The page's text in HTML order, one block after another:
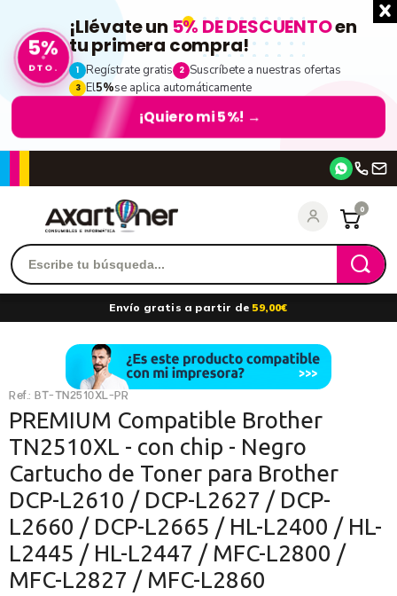
5%
DTO.
¡Llévate un 5% DE DESCUENTOen
tu primera compra!
1 Regístrate gratis 2 Suscríbete a nuestras ofertas
3 El5%se aplica automáticamente
¡Quiero mi 5%! →
entrar
Continuar con Google
Continuar con PayPal
Nueva cuenta
Crea una cuenta en Axartoner.com y podrás realizar tus compras
rápidamente, revisar el estado de tus pedidos y consultar
operaciones.
0
Envío gratis a partir de 59,00€
Ref.: BT-TN2510XL-PR
PREMIUM Compatible Brother
TN2510XL - con chip - Negro
Cartucho de Toner para Brother
DCP-L2610 / DCP-L2627 / DCP-
L2660 / DCP-L2665 / HL-L2400 / HL-
L2445 / HL-L2447 / MFC-L2800 /
MFC-L2827 / MFC-L2860